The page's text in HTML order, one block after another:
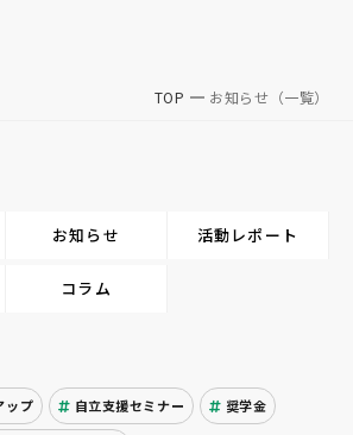
TOP お知らせ（一覧）
お知らせ 活動レポート
コラム
ップ 自立支援セミナー 奨学金